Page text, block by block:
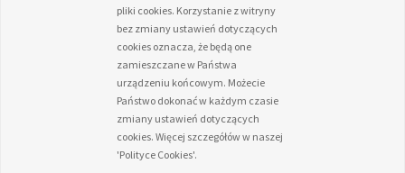
pliki cookies. Korzystanie z witryny
bez zmiany ustawień dotyczących
cookies oznacza, że będą one
zamieszczane w Państwa
urządzeniu końcowym. Możecie
Państwo dokonać w każdym czasie
zmiany ustawień dotyczących
cookies. Więcej szczegółów w naszej
'Polityce Cookies'.